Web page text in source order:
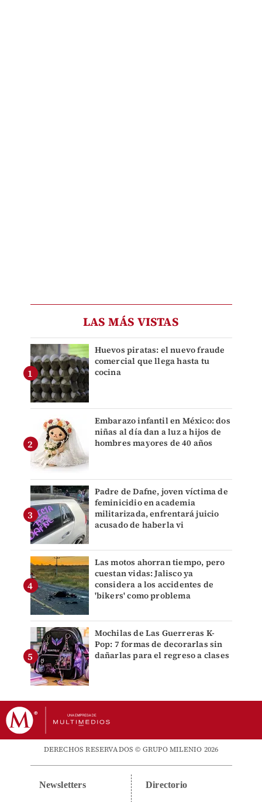
LAS MÁS VISTAS
Huevos piratas: el nuevo fraude
comercial que llega hasta tu
cocina
Embarazo infantil en México: dos
niñas al día dan a luz a hijos de
hombres mayores de 40 años
Padre de Dafne, joven víctima de
feminicidio en academia
militarizada, enfrentará juicio
acusado de haberla vi
Las motos ahorran tiempo, pero
cuestan vidas: Jalisco ya
considera a los accidentes de
'bikers' como problema
Mochilas de Las Guerreras K-
Pop: 7 formas de decorarlas sin
dañarlas para el regreso a clases
DERECHOS RESERVADOS © GRUPO MILENIO 2026
Newsletters Directorio